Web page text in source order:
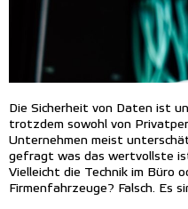
Die Sicherheit von Daten ist
trotzdem sowohl von
Unternehmen meist
gefragt was das wertvollste
Vielleicht die Technik im Büro
Firmenfahrzeuge? Falsch. Es